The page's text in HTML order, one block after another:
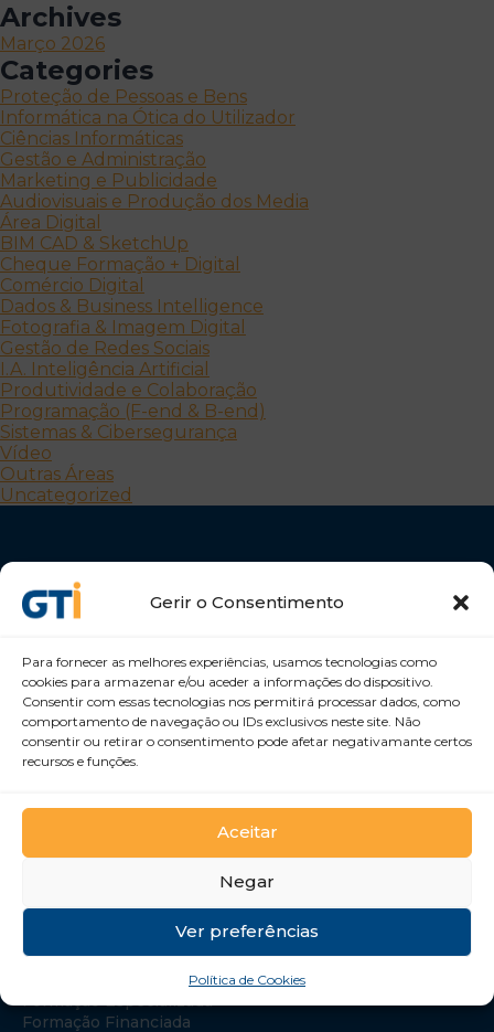
Gerir o Consentimento
Para fornecer as melhores experiências, usamos tecnologias como
cookies para armazenar e/ou aceder a informações do dispositivo.
Consentir com essas tecnologias nos permitirá processar dados, como
comportamento de navegação ou IDs exclusivos neste site. Não
consentir ou retirar o consentimento pode afetar negativamante certos
recursos e funções.
Aceitar
Negar
Ver preferências
Política de Cookies
Archives
Março 2026
Categories
Proteção de Pessoas e Bens
Informática na Ótica do Utilizador
Ciências Informáticas
Gestão e Administração
Marketing e Publicidade
Audiovisuais e Produção dos Media
Área Digital
BIM CAD & SketchUp
Cheque Formação + Digital
Comércio Digital
Dados & Business Intelligence
Fotografia & Imagem Digital
Gestão de Redes Sociais
I.A. Inteligência Artificial
Produtividade e Colaboração
Programação (F-end & B-end)
Sistemas & Cibersegurança
Vídeo
Outras Áreas
Uncategorized
Desenvolvemos Pessoas e Organizações
GTI Portugal – Formação Profissional, S.A.
Formação Financiada